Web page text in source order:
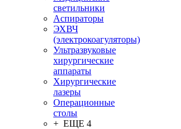
светильники
Аспираторы
ЭХВЧ
(электрокоагуляторы)
Ультразвуковые
хирургические
аппараты
Хирургические
лазеры
Операционные
столы
+ ЕЩЕ 4